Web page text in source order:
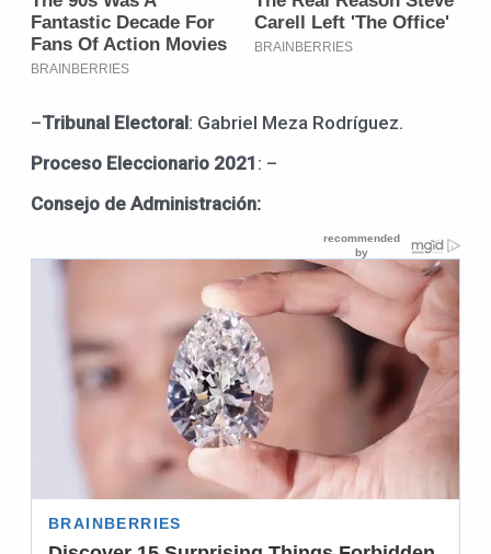
–Tribunal Electoral: Gabriel Meza Rodríguez.
Proceso Eleccionario 2021 : –
Consejo de Administración: